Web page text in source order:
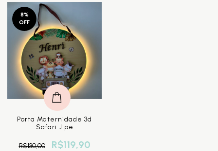
8%
OFF
Porta Maternidade 3d
Safari Jipe
R$130,00
R$119,90